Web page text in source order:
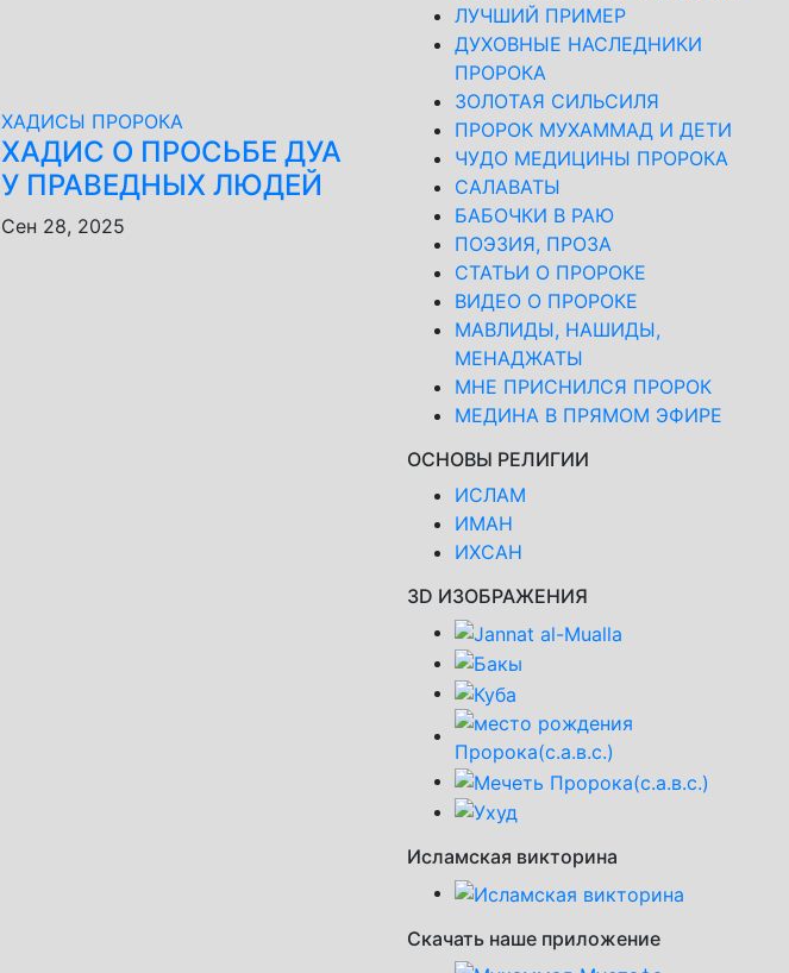
ХАДИСЫ ПРОРОКА
ХАДИС О ПРОСЬБЕ ДУА
У ПРАВЕДНЫХ ЛЮДЕЙ
Сен 28, 2025
ЛУЧШИЙ ПРИМЕР
ДУХОВНЫЕ НАСЛЕДНИКИ
ПРОРОКА
ЗОЛОТАЯ СИЛЬСИЛЯ
ПРОРОК МУХАММАД И ДЕТИ
ЧУДО МЕДИЦИНЫ ПРОРОКА
САЛАВАТЫ
БАБОЧКИ В РАЮ
ПОЭЗИЯ, ПРОЗА
СТАТЬИ О ПРОРОКЕ
ВИДЕО О ПРОРОКЕ
МАВЛИДЫ, НАШИДЫ,
МЕНАДЖАТЫ
МНЕ ПРИСНИЛСЯ ПРОРОК
МЕДИНА В ПРЯМОМ ЭФИРЕ
ОСНОВЫ РЕЛИГИИ
ИСЛАМ
ИМАН
ИХСАН
3D ИЗОБРАЖЕНИЯ
Исламская викторина
Скачать наше приложение